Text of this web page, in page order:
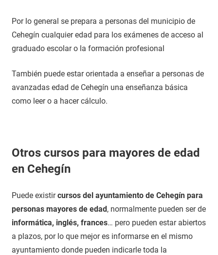
Por lo general se prepara a personas del municipio de
Cehegín cualquier edad para los exámenes de acceso al
graduado escolar o la formación profesional
También puede estar orientada a enseñar a personas de
avanzadas edad de Cehegín una enseñanza básica
como leer o a hacer cálculo.
Otros cursos para mayores de edad
en Cehegín
Puede existircursos del ayuntamiento de Cehegín para
personas mayores de edad, normalmente pueden ser de
informática, inglés, frances… pero pueden estar abiertos
a plazos, por lo que mejor es informarse en el mismo
ayuntamiento donde pueden indicarle toda la